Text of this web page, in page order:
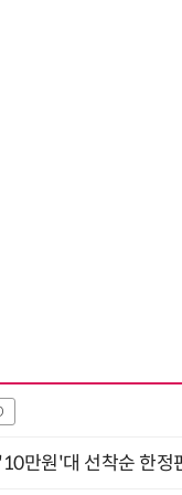
만원'대 선착순 한정